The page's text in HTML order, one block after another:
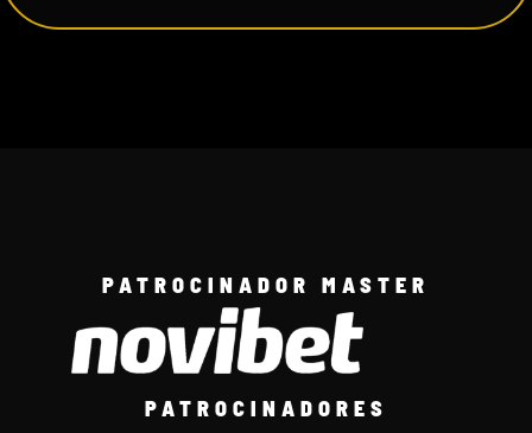
PATROCINADOR MASTER
PATROCINADORES